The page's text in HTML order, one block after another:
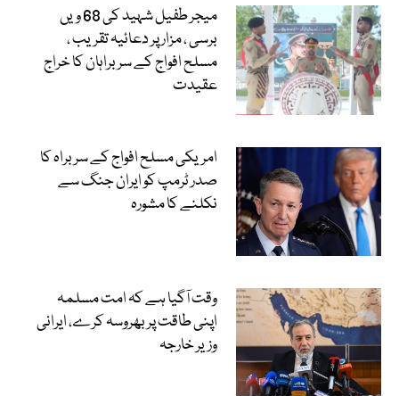
میجر طفیل شہید کی 68 ویں
برسی ، مزار پر دعائیہ تقریب ،
مسلح افواج کے سربراہان کا خراج
عقیدت
امریکی مسلح افواج کے سربراہ کا
صدر ٹرمپ کو ایران جنگ سے
نکلنے کا مشورہ
وقت آگیا ہے کہ امت مسلمہ
اپنی طاقت پر بھروسہ کرے، ایرانی
وزیر خارجہ